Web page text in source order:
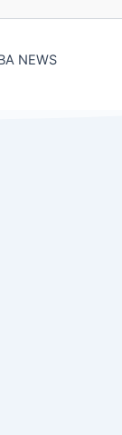
NEWS